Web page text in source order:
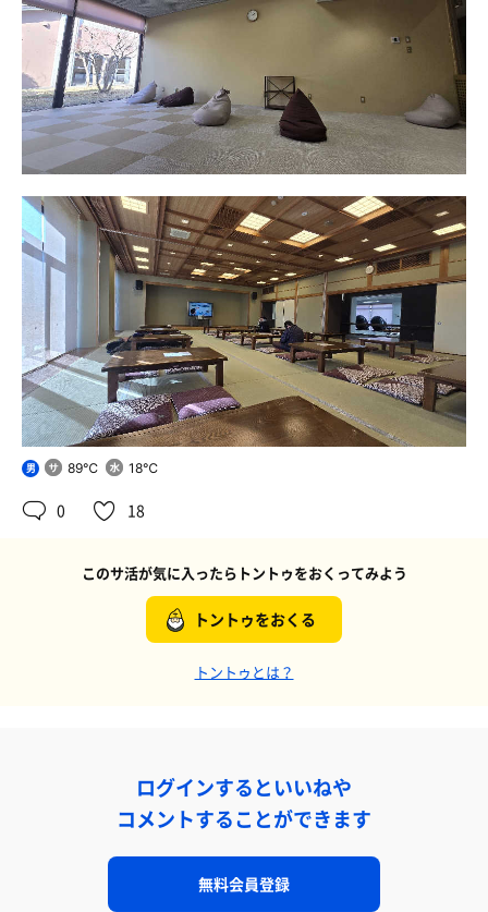
男 89℃ 18℃
0 18
このサ活が気に入ったらトントゥをおくってみよう
トントゥをおくる
トントゥとは？
ログインするといいねや
コメントすることができます
無料会員登録